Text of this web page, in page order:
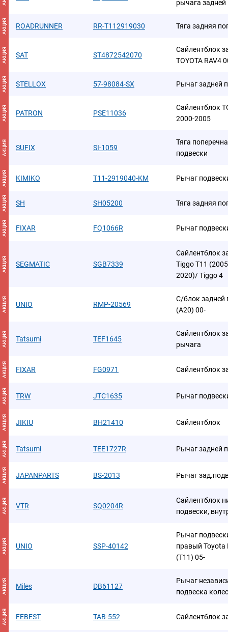
рычага задней
АКЦИЯ ROADRUNNER RR-T112919030 Тяга задняя
АКЦИЯ SAT ST4872542070
Сайлентблок
TOYOTA RAV4
АКЦИЯ STELLOX 57-98084-SX Рычаг задней
АКЦИЯ PATRON PSE11036
Сайлентблок
2000-2005
АКЦИЯ SUFIX SI-1059
Тяга
подвески
АКЦИЯ KIMIKO T11-2919040-KM Рычаг
АКЦИЯ SH SH05200 Тяга задняя
АКЦИЯ FIXAR FQ1066R Рычаг
АКЦИЯ SEGMATIC SGB7339
Сайлентблок
Tiggo T11
2020)/ Tiggo 4
АКЦИЯ UNIO RMP-20569
С/блок задней
(A20) 00-
АКЦИЯ Tatsumi TEF1645
Сайлентблок
рычага
АКЦИЯ FIXAR FG0971 Сайлентблок
АКЦИЯ TRW JTC1635 Рычаг
АКЦИЯ JIKIU BH21410 Сайлентблок
АКЦИЯ Tatsumi TEE1727R Рычаг задней
АКЦИЯ JAPANPARTS BS-2013 Рычаг
АКЦИЯ VTR SQ0204R
Сайлентблок
подвески,
АКЦИЯ UNIO SSP-40142
Рычаг
правый Toyota
(T11) 05-
АКЦИЯ Miles DB61127
Рычаг
подвеска
АКЦИЯ FEBEST TAB-552 Сайлентблок